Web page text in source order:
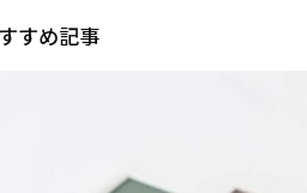
すめ記事